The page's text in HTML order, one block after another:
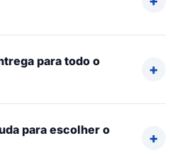
para todo o
para escolher o